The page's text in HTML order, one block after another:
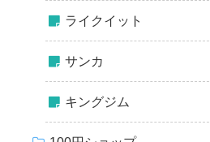
ライクイット
サンカ
キングジム